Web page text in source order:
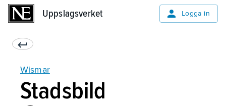
Uppslagsverket Logga in
Wismar
Stadsbild